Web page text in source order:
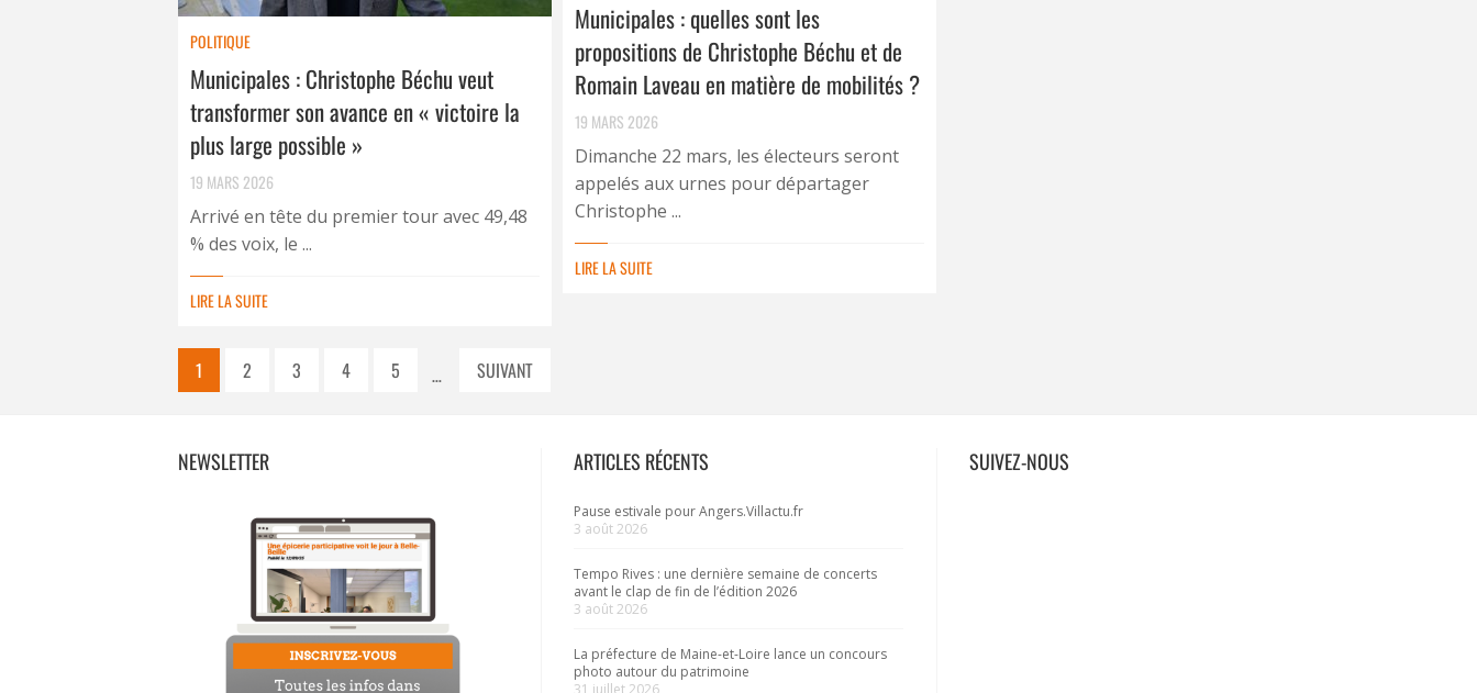
Municipales : quelles sont les
propositions de Christophe Béchu et de
Romain Laveau en matière de mobilités ?
19 MARS 2026
Dimanche 22 mars, les électeurs seront
appelés aux urnes pour départager
Christophe ...
LIRE LA SUITE
POLITIQUE
Municipales : Christophe Béchu veut
transformer son avance en « victoire la
plus large possible »
19 MARS 2026
Arrivé en tête du premier tour avec 49,48
% des voix, le ...
LIRE LA SUITE
1 2 3 4 5 … SUIVANT
NEWSLETTER ARTICLES RÉCENTS
Pause estivale pour Angers.Villactu.fr
3 août 2026
Tempo Rives : une dernière semaine de concerts
avant le clap de fin de l’édition 2026
3 août 2026
La préfecture de Maine-et-Loire lance un concours
photo autour du patrimoine
31 juillet 2026
SUIVEZ-NOUS